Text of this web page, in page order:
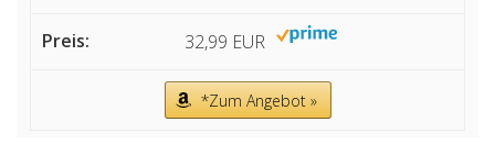
32,99 EUR
*Zum Angebot »